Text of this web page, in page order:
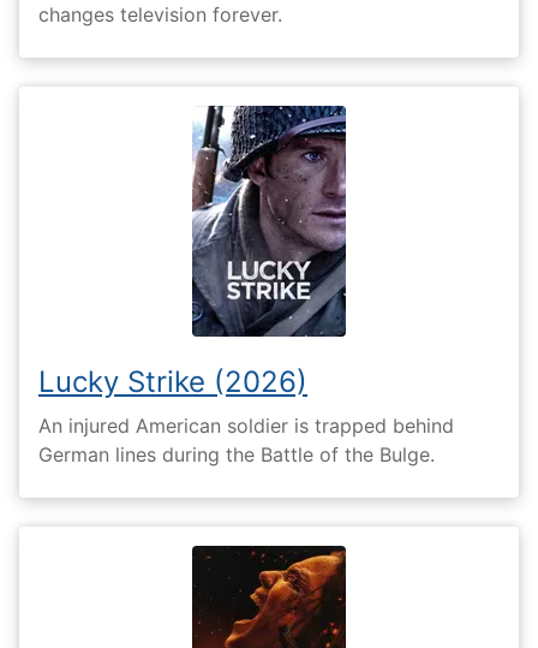
changes television forever.
Lucky Strike (2026)
An injured American soldier is trapped behind
German lines during the Battle of the Bulge.